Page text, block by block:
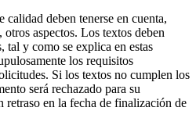
calidad deben tenerse en cuenta,
aspectos. Los textos deben
tal y como se explica en estas
los requisitos
Si los textos no cumplen los
será rechazado para su
retraso en la fecha de finalización de